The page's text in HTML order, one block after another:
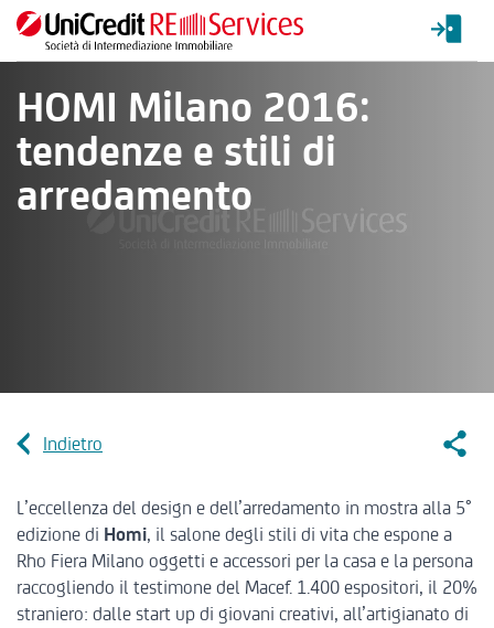
HOMI Milano 2016:
tendenze e stili di
arredamento
L’eccellenza del design e dell’arredamento in mostra alla 5°
edizione di Homi, il salone degli stili di vita che espone a
Rho Fiera Milano oggetti e accessori per la casa e la persona
raccogliendo il testimone del Macef. 1.400 espositori, il 20%
straniero: dalle start up di giovani creativi, all’artigianato di